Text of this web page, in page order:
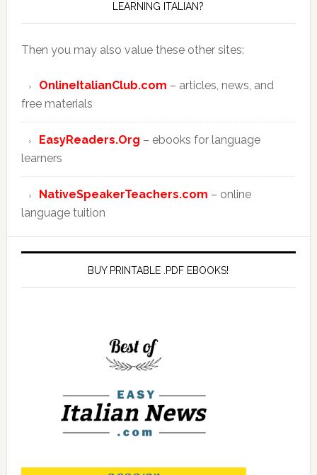
LEARNING ITALIAN?
Then you may also value these other sites:
OnlineItalianClub.com – articles, news, and
free materials
EasyReaders.Org – ebooks for language
learners
NativeSpeakerTeachers.com – online
language tuition
BUY PRINTABLE .PDF EBOOKS!